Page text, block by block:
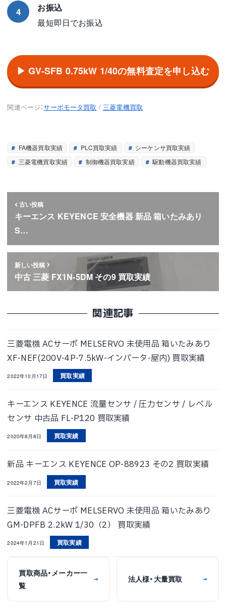
4
お振込
最短即日でお振込
▶ GV-SFB 0.75kW 1/40の無料査定を申し込む
関連ページ：サーボモータ買取 /三菱電機買取
FA機器買取実績 PLC買取実績
シーケンサ買取実績
三菱電機買取実績
制御機器買取実績 駆動機器買取実績
古い投稿
キーエンス KEYENCE 安全機器 新品 箱いたみあり
S…
新しい投稿
中古 三菱 FX1N-5DM その9 買取実績
関連記事
三菱電機 ACサーボ MELSERVO 未使用品 箱いたみあり
XF-NEF(200V-4P-7.5kW-インバータ-屋内) 買取実績
2022年10月17日 買取実績
キーエンス KEYENCE 流量センサ / 圧力センサ / レベル
センサ 中古品 FL-P120 買取実績
2020年8月8日 買取実績
新品 キーエンス KEYENCE OP-88923 その2 買取実績
2022年2月7日 買取実績
三菱電機 ACサーボ MELSERVO 未使用品 箱いたみあり
GM-DPFB 2.2kW 1/30（2） 買取実績
2024年1月21日 買取実績
買取商品・メーカー一
覧
→ 法人様・大量買取 →